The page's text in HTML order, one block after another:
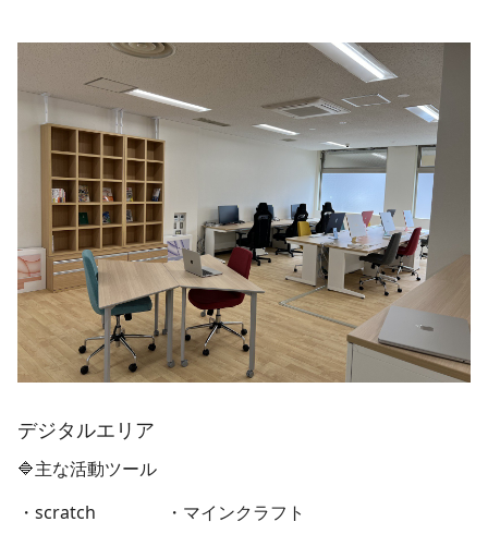
デジタルエリア
🔷主な活動ツール
・scratch ・マインクラフト